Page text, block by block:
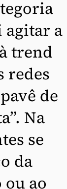
agitar a
trend
redes
de
Na
se
da
ao